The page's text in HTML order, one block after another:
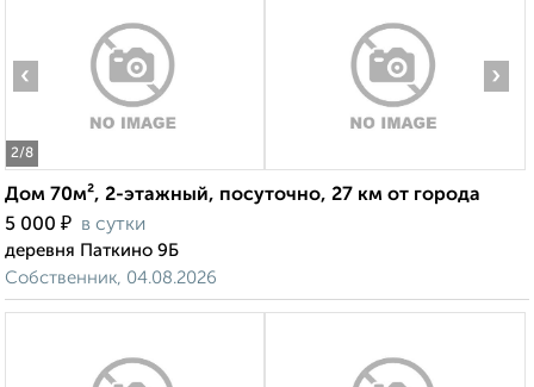
2/8
‹ ›
Дом 70м², 2-этажный, посуточно, 27 км от города
5 000 ₽ в сутки
деревня Паткино 9Б
Собственник, 04.08.2026